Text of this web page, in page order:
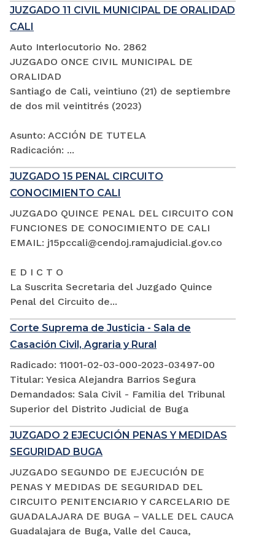
JUZGADO 11 CIVIL MUNICIPAL DE ORALIDAD
CALI
Auto Interlocutorio No. 2862
JUZGADO ONCE CIVIL MUNICIPAL DE
ORALIDAD
Santiago de Cali, veintiuno (21) de septiembre
de dos mil veintitrés (2023)
Asunto: ACCIÓN DE TUTELA
Radicación: ...
JUZGADO 15 PENAL CIRCUITO
CONOCIMIENTO CALI
JUZGADO QUINCE PENAL DEL CIRCUITO CON
FUNCIONES DE CONOCIMIENTO DE CALI
EMAIL: j15pccali@cendoj.ramajudicial.gov.co
E D I C T O
La Suscrita Secretaria del Juzgado Quince
Penal del Circuito de...
Corte Suprema de Justicia - Sala de
Casación Civil, Agraria y Rural
Radicado: 11001-02-03-000-2023-03497-00
Titular: Yesica Alejandra Barrios Segura
Demandados: Sala Civil - Familia del Tribunal
Superior del Distrito Judicial de Buga
JUZGADO 2 EJECUCIÓN PENAS Y MEDIDAS
SEGURIDAD BUGA
JUZGADO SEGUNDO DE EJECUCIÓN DE
PENAS Y MEDIDAS DE SEGURIDAD DEL
CIRCUITO PENITENCIARIO Y CARCELARIO DE
GUADALAJARA DE BUGA – VALLE DEL CAUCA
Guadalajara de Buga, Valle del Cauca,